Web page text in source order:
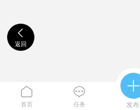

返回

首页

任务

发布